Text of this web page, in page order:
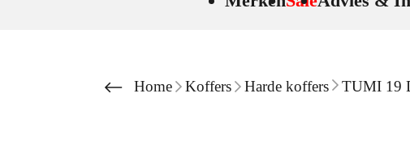
Home Koffers Harde koffers TUMI 19